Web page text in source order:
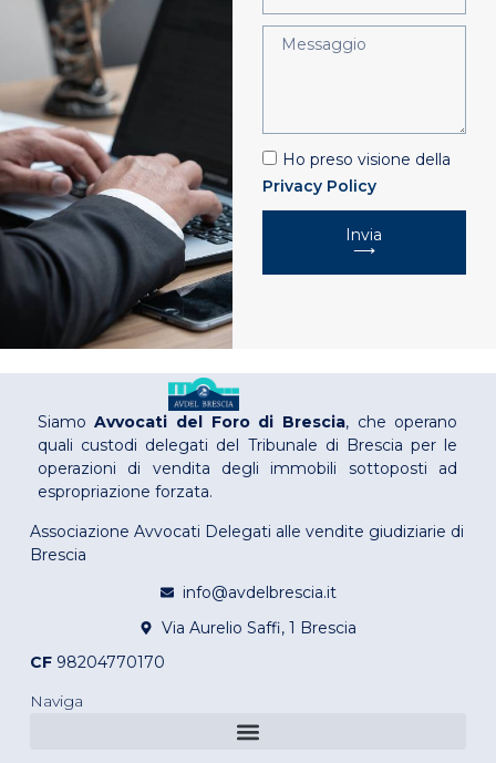
Ho preso visione della
Privacy Policy
Invia
⟶
SiamoAvvocati del Foro di Brescia, che operano
quali custodi delegati del Tribunale di Brescia per le
operazioni di vendita degli immobili sottoposti ad
espropriazione forzata.
Associazione Avvocati Delegati alle vendite giudiziarie di
Brescia
info@avdelbrescia.it
Via Aurelio Saffi, 1 Brescia
CF98204770170
Naviga